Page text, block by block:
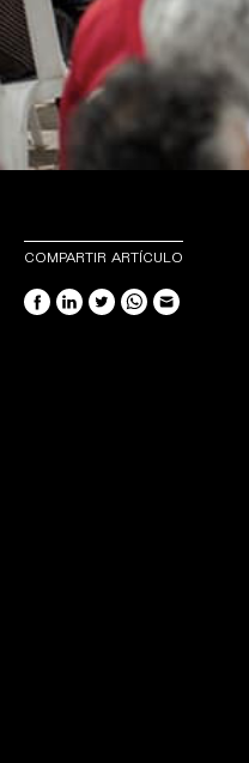
COMPARTIR ARTÍCULO